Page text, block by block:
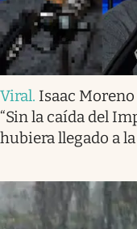
Viral. Isaac
“Sin la caída del
hubiera llegado a